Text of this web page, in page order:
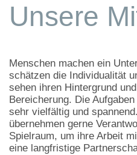
Unsere
Menschen machen ein
schätzen die Individualität
sehen ihren Hintergrund
Bereicherung. Die
sehr vielfältig und
übernehmen gerne
Spielraum, um ihre Arbeit
eine langfristige